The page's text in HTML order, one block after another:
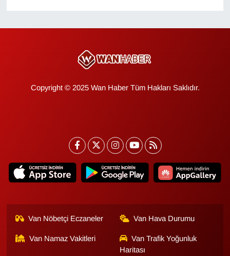
Copyright © 2025 Wan Haber Tüm Hakları Saklıdır.
Van Nöbetçi Eczaneler Van Hava Durumu
Van Namaz Vakitleri
Van Trafik Yoğunluk
Haritası
KURDÎ
Resmi İlanlar
Seri İlan